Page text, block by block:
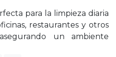
para la limpieza diaria
restaurantes y otros
un ambiente